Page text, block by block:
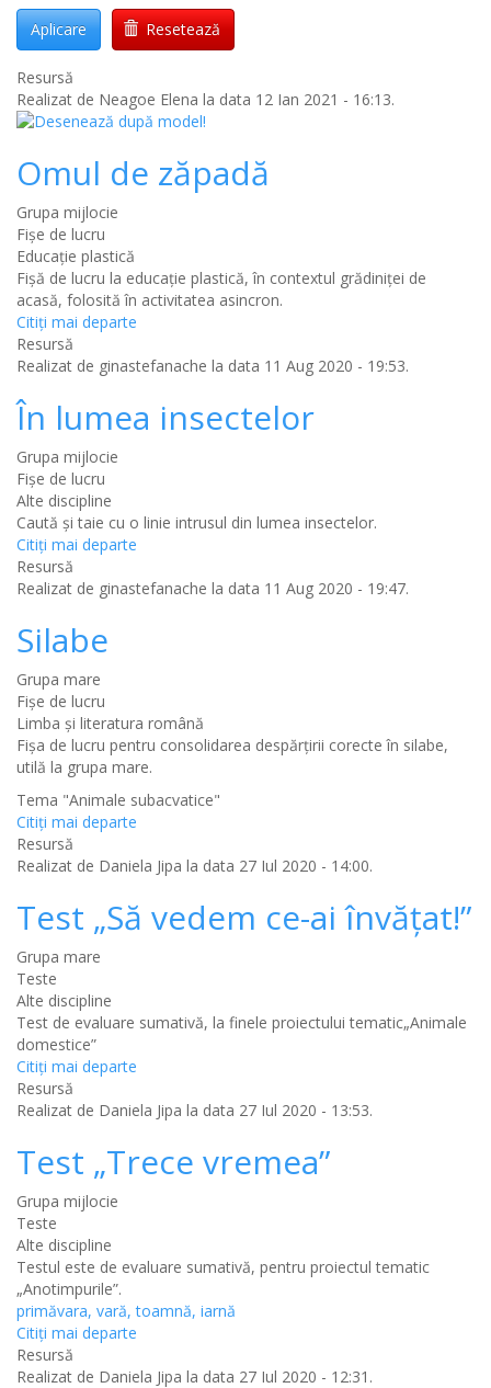
Aplicare Resetează
Resursă
Realizat de Neagoe Elena la data 12 Ian 2021 - 16:13.
Omul de zăpadă
Grupa mijlocie
Fișe de lucru
Educaţie plastică
Fișă de lucru la educație plastică, în contextul grădiniței de
acasă, folosită în activitatea asincron.
Citiţi mai departe
Resursă
Realizat de ginastefanache la data 11 Aug 2020 - 19:53.
În lumea insectelor
Grupa mijlocie
Fișe de lucru
Alte discipline
Caută și taie cu o linie intrusul din lumea insectelor.
Citiţi mai departe
Resursă
Realizat de ginastefanache la data 11 Aug 2020 - 19:47.
Silabe
Grupa mare
Fișe de lucru
Limba şi literatura română
Fișa de lucru pentru consolidarea despărțirii corecte în silabe,
utilă la grupa mare.
Tema "Animale subacvatice"
Citiţi mai departe
Resursă
Realizat de Daniela Jipa la data 27 Iul 2020 - 14:00.
Test „Să vedem ce-ai învățat!”
Grupa mare
Teste
Alte discipline
Test de evaluare sumativă, la finele proiectului tematic„Animale
domestice”
Citiţi mai departe
Resursă
Realizat de Daniela Jipa la data 27 Iul 2020 - 13:53.
Test „Trece vremea”
Grupa mijlocie
Teste
Alte discipline
Testul este de evaluare sumativă, pentru proiectul tematic
„Anotimpurile”.
primăvara, vară, toamnă, iarnă
Citiţi mai departe
Resursă
Realizat de Daniela Jipa la data 27 Iul 2020 - 12:31.